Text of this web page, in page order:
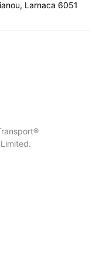
, Larnaca 6051